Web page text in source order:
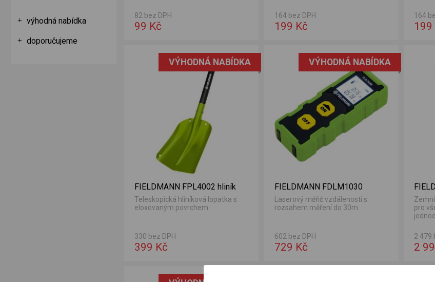
82 bez DPH
99 Kč
164 bez DPH
199 Kč
164
199
VÝHODNÁ NABÍDKA
FIELDMANN FPL4002 hliník
Teleskopická hliníková lopatka s
eloxovaným povrchem.
330 bez DPH
399 Kč
VÝHODNÁ NABÍDKA
FIELDMANN FDLM1030
Laserový měřič vzdálenosti s
rozsahem měření do 30m.
602 bez DPH
729 Kč
pro
2 479
2
výhodná nabídka
doporučujeme